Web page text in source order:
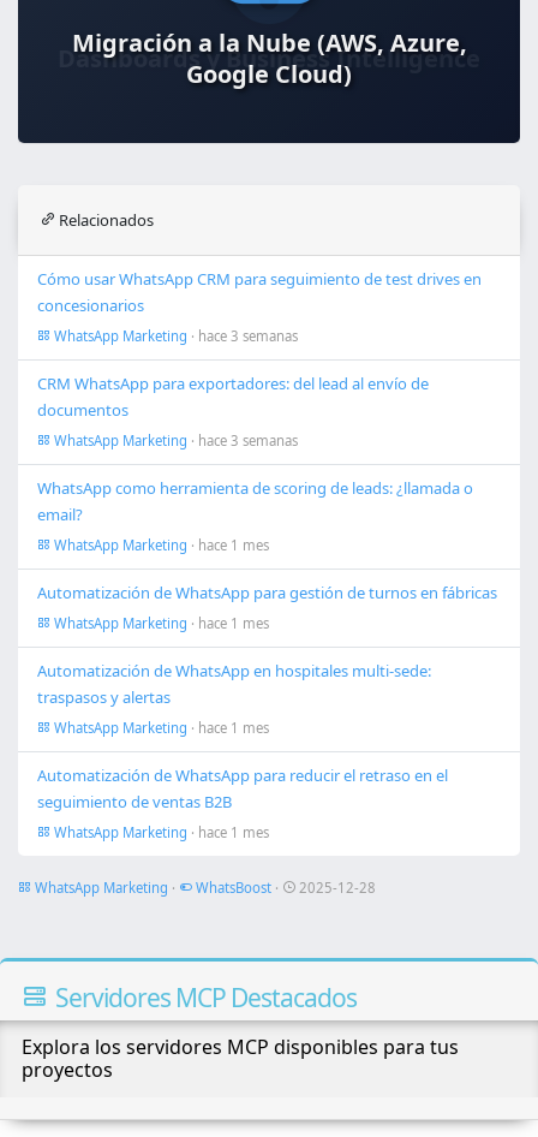
Migración a la Nube (AWS, Azure,
Google Cloud)
Relacionados
Cómo usar WhatsApp CRM para seguimiento de test drives en
concesionarios
WhatsApp Marketing · hace 3 semanas
CRM WhatsApp para exportadores: del lead al envío de
documentos
WhatsApp Marketing · hace 3 semanas
WhatsApp como herramienta de scoring de leads: ¿llamada o
email?
WhatsApp Marketing · hace 1 mes
Automatización de WhatsApp para gestión de turnos en fábricas
WhatsApp Marketing · hace 1 mes
Automatización de WhatsApp en hospitales multi-sede:
traspasos y alertas
WhatsApp Marketing · hace 1 mes
Automatización de WhatsApp para reducir el retraso en el
seguimiento de ventas B2B
WhatsApp Marketing · hace 1 mes
WhatsApp Marketing · WhatsBoost · 2025-12-28
Servidores MCP Destacados
Explora los servidores MCP disponibles para tus
proyectos